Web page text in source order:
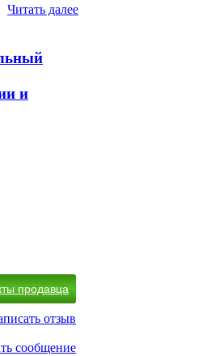
Читать далее
и
продавца
отзыв
сообщение